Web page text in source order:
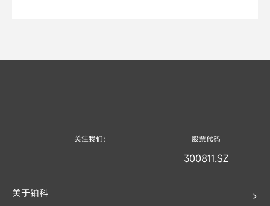
关注我们： 股票代码
300811.SZ
关于铂科